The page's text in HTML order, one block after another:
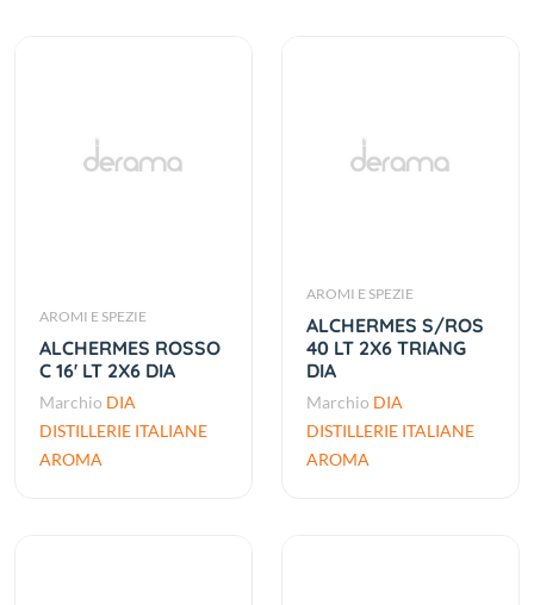
AROMI E SPEZIE
ALCHERMES ROSSO
C 16' LT 2X6 DIA
Marchio DIA
DISTILLERIE ITALIANE
AROMA
AROMI E SPEZIE
ALCHERMES S/ROS
40 LT 2X6 TRIANG
DIA
Marchio DIA
DISTILLERIE ITALIANE
AROMA